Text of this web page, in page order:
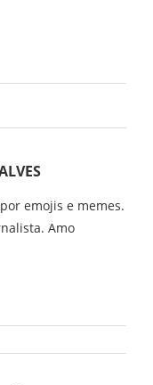
emojis e memes.
Amo